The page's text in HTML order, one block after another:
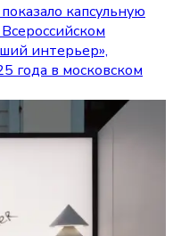
капсульную
интерьер»,
года в московском